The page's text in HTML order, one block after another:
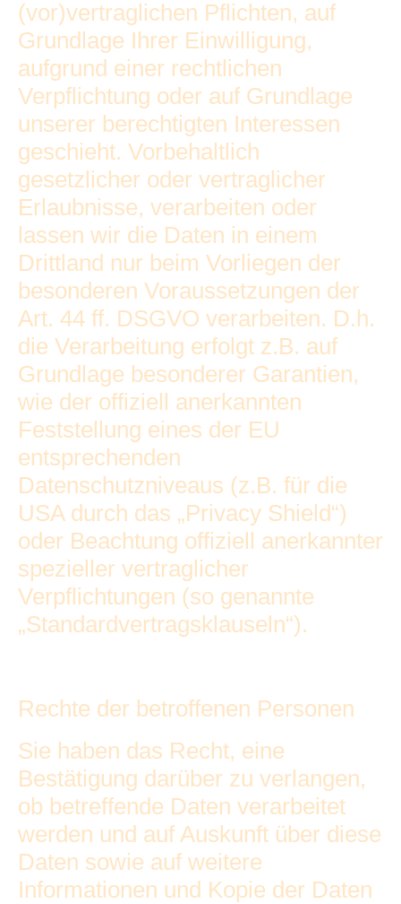
(vor)vertraglichen Pflichten, auf
Grundlage Ihrer Einwilligung,
aufgrund einer rechtlichen
Verpflichtung oder auf Grundlage
unserer berechtigten Interessen
geschieht. Vorbehaltlich
gesetzlicher oder vertraglicher
Erlaubnisse, verarbeiten oder
lassen wir die Daten in einem
Drittland nur beim Vorliegen der
besonderen Voraussetzungen der
Art. 44 ff. DSGVO verarbeiten. D.h.
die Verarbeitung erfolgt z.B. auf
Grundlage besonderer Garantien,
wie der offiziell anerkannten
Feststellung eines der EU
entsprechenden
Datenschutzniveaus (z.B. für die
USA durch das „Privacy Shield“)
oder Beachtung offiziell anerkannter
spezieller vertraglicher
Verpflichtungen (so genannte
„Standardvertragsklauseln“).
Rechte der betroffenen Personen
Sie haben das Recht, eine
Bestätigung darüber zu verlangen,
ob betreffende Daten verarbeitet
werden und auf Auskunft über diese
Daten sowie auf weitere
Informationen und Kopie der Daten